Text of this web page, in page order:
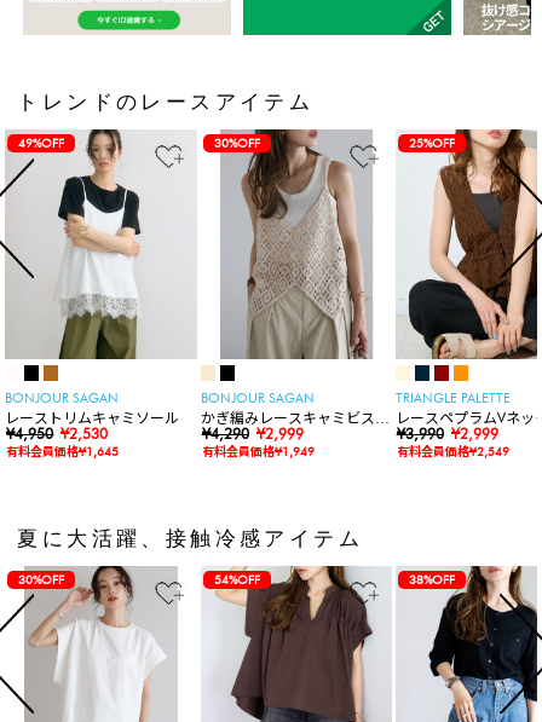
トレンドのレースアイテム
49%OFF
BONJOUR SAGAN
レーストリムキャミソール
¥4,950 ¥2,530
有料会員価格¥1,645
30%OFF
BONJOUR SAGAN
かぎ編みレースキャミビスチ
ェ
¥4,290 ¥2,999
有料会員価格¥1,949
25%OFF
TRIANGLE PALETTE
レースペプラムVネッ
ト
¥3,990 ¥2,999
有料会員価格¥2,549
夏に大活躍、接触冷感アイテム
30%OFF 54%OFF 38%OFF